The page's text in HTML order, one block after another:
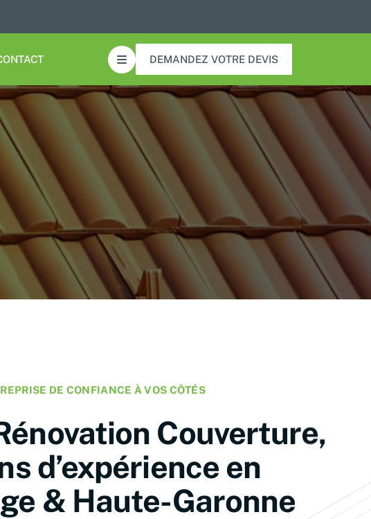
DEMANDEZ VOTRE DEVIS
DE CONFIANCE À VOS CÔTÉS
Couverture,
d’expérience en
& Haute-Garonne